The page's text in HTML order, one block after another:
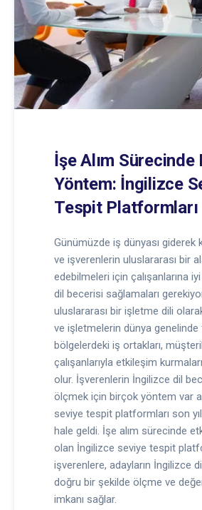
İşe Alım Sürecinde
Yöntem: İngilizce
Tespit Platformları
Günümüzde iş dünyası giderek
ve işverenlerin uluslararası bir
edebilmeleri için çalışanlarına
dil becerisi sağlamaları
uluslararası bir işletme dili
ve işletmelerin dünya genelinde
bölgelerdeki iş ortakları,
çalışanlarıyla etkileşim
olur. İşverenlerin İngilizce dil
ölçmek için birçok yöntem var
seviye tespit platformları son
hale geldi. İşe alım sürecinde
olan İngilizce seviye tespit
işverenlere, adayların İngilizce
doğru bir şekilde ölçme ve
imkanı sağlar.